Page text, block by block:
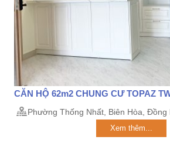
CĂN HỘ 62m2 CHUNG CƯ TOPAZ
Phường Thống Nhất, Biên Hòa, Đồng
Xem thêm...